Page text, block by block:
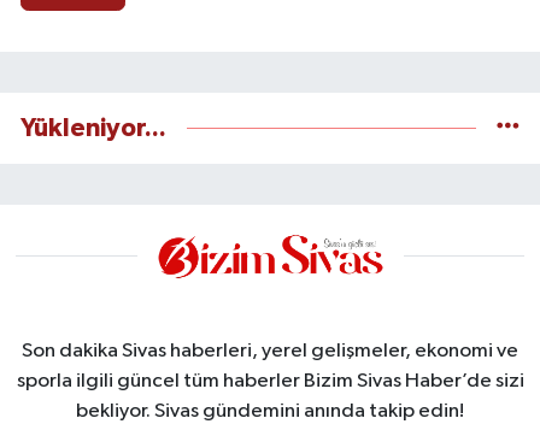
Yükleniyor...
Son dakika Sivas haberleri, yerel gelişmeler, ekonomi ve
sporla ilgili güncel tüm haberler Bizim Sivas Haber’de sizi
bekliyor. Sivas gündemini anında takip edin!